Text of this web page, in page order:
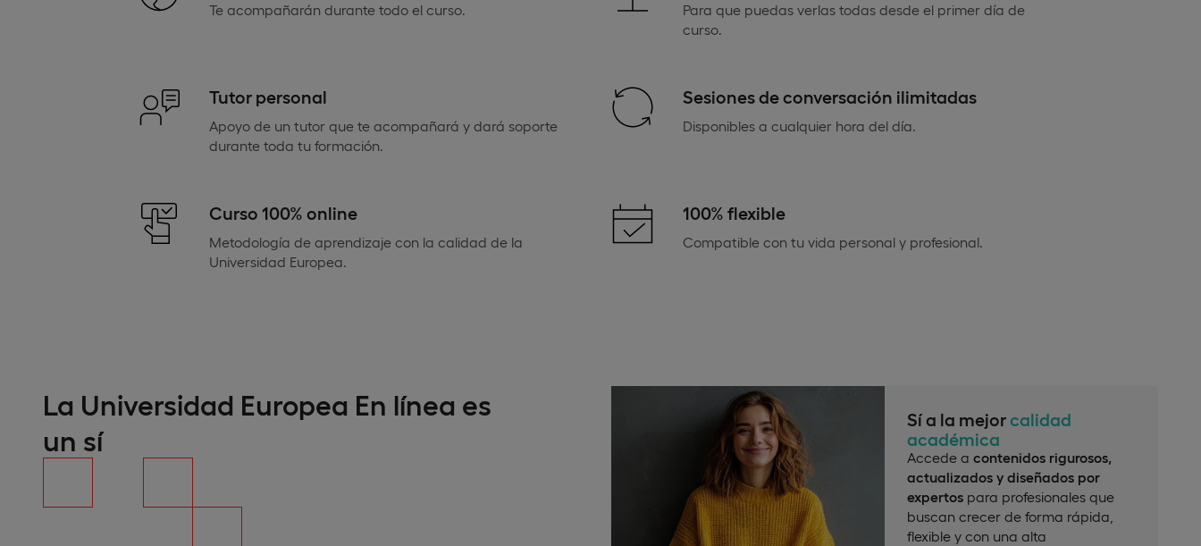
Te acompañarán durante todo el curso.
Para que puedas verlas todas desde el primer día de
curso.
Tutor personal
Apoyo de un tutor que te acompañará y dará soporte
durante toda tu formación.
Sesiones de conversación ilimitadas
Disponibles a cualquier hora del día.
Curso 100% online
Metodología de aprendizaje con la calidad de la
Universidad Europea.
100% flexible
Compatible con tu vida personal y profesional.
La Universidad Europea En línea es
un sí
Sí a la mejorcalidad
académica
Accede a contenidos rigurosos,
actualizados y diseñados por
expertos para profesionales que
buscan crecer de forma rápida,
flexible y con una alta